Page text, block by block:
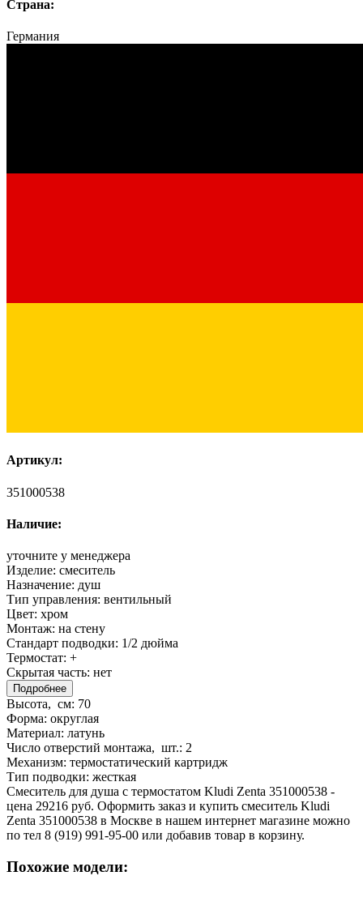
Страна:
Германия
Артикул:
351000538
Наличие:
уточните у менеджера
Изделие: смеситель
Назначение: душ
Тип управления: вентильный
Цвет: хром
Монтаж: на стену
Стандарт подводки: 1/2 дюйма
Термостат: +
Скрытая часть: нет
Подробнее
Высота, см: 70
Форма: округлая
Материал: латунь
Число отверстий монтажа, шт.: 2
Механизм: термостатический картридж
Тип подводки: жесткая
Смеситель для душа с термостатом Kludi Zenta 351000538 -
цена 29216 руб. Оформить заказ и купить смеситель Kludi
Zenta 351000538 в Москве в нашем интернет магазине можно
по тел 8 (919) 991-95-00 или добавив товар в корзину.
Похожие модели: